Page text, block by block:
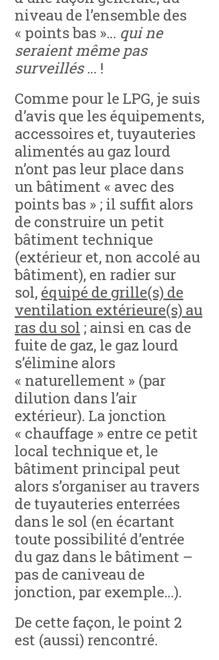
niveau de l’ensemble des
« points bas »… qui ne
seraient même pas
surveillés… !
Comme pour le LPG, je suis
d’avis que les équipements,
accessoires et, tuyauteries
alimentés au gaz lourd
n’ont pas leur place dans
un bâtiment « avec des
points bas » ; il suffit alors
de construire un petit
bâtiment technique
(extérieur et, non accolé au
bâtiment), en radier sur
sol, équipé de grille(s) de
ventilation extérieure(s) au
ras du sol ; ainsi en cas de
fuite de gaz, le gaz lourd
s’élimine alors
« naturellement » (par
dilution dans l’air
extérieur). La jonction
« chauffage » entre ce petit
local technique et, le
bâtiment principal peut
alors s’organiser au travers
de tuyauteries enterrées
dans le sol (en écartant
toute possibilité d’entrée
du gaz dans le bâtiment –
pas de caniveau de
jonction, par exemple…).
De cette façon, le point 2
est (aussi) rencontré.